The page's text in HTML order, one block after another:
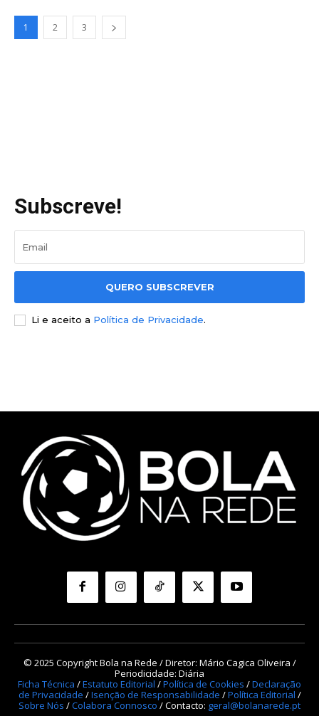
1 2 3
Subscreve!
QUERO SUBSCREVER
Li e aceito a Política de Privacidade.
© 2025 Copyright Bola na Rede / Diretor: Mário Cagica Oliveira /
Periodicidade: Diária
Ficha Técnica /Estatuto Editorial /Política de Cookies /Declaração
de Privacidade /Isenção de Responsabilidade /Política Editorial /
Sobre Nós /Colabora Connosco / Contacto: geral@bolanarede.pt